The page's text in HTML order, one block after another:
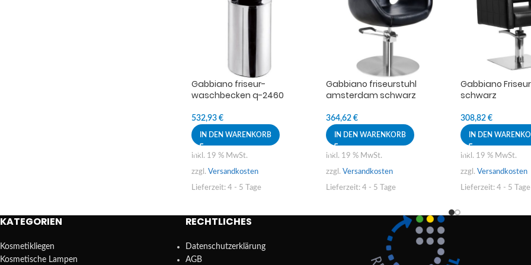
Gabbiano friseur-
waschbecken q-2460
532,93 €
IN DEN WARENKORB
inkl. 19 % MwSt.
zzgl. Versandkosten
Lieferzeit: 4 - 5 Tage
Gabbiano friseurstuhl
amsterdam schwarz
364,62€
IN DEN WARENKORB
inkl. 19 % MwSt.
zzgl. Versandkosten
Lieferzeit:4 - 5 Tage
Gabbiano
schwarz
308,82€
IN DEN
inkl. 19 % MwSt.
zzgl. Versandkosten
Lieferzeit:4 - 5 Tage
KATEGORIEN
Kosmetikliegen
Kosmetische Lampen
RECHTLICHES
Datenschutzerklärung
AGB